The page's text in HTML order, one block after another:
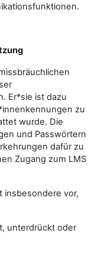
Er*sie ist dazu
zu
wurde. Die
und Passwörtern
dafür zu
Zugang zum LMS
insbesondere vor,
unterdrückt oder